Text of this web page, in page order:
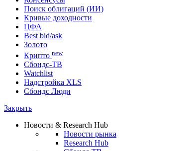
Войти Зарегистрироваться
Портфель
Консенсусы
Поиск облигаций (ИИ)
Кривые доходности
ЦФА
Best bid/ask
Золото
Криптоnew
Сбондс-ТВ
Надстройка XLS
Сбондс Люди